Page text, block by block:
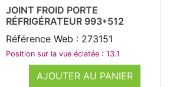
AJOUTER AU PANIER
JOINT FROID PORTE
RÉFRIGÉRATEUR 993*512
Référence Web : 273151
Position sur la vue éclatée : 13.1